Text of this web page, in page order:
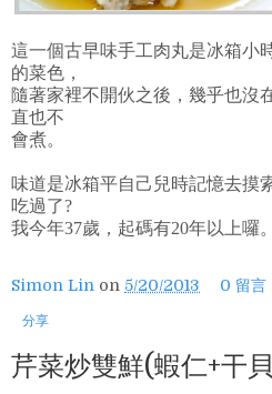
這一個古早味手工肉丸是冰箱小
的菜色，
隨著家裡不開伙之後，幾乎也沒
直也不
會煮。
味道是冰箱平自己兒時記憶去摸
吃過了?
我今年37歲，起碼有20年以上囉。
Simon Lin on 5/20/2013 0 留言
分享
芹菜炒雙鮮(蝦仁+干